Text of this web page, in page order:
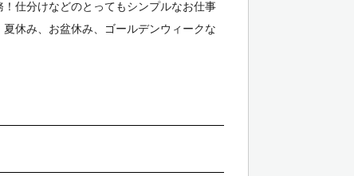
仕分けなどのとってもシンプルなお仕事
休み、お盆休み、ゴールデンウィークな